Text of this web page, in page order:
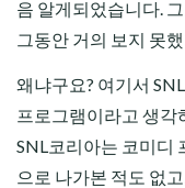
음 알게되었습니다.
그동안 거의 보지 못
왜냐구요? 여기서
프로그램이라고 생각
SNL코리아는 코미디
으로 나가본 적도 없